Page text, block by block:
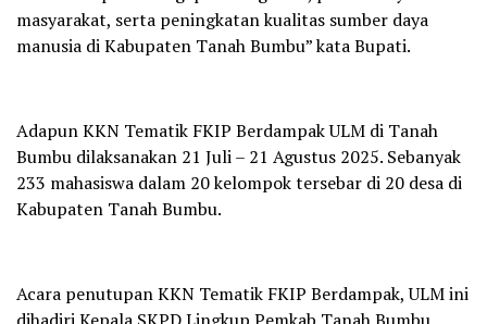
masyarakat, serta peningkatan kualitas sumber daya
manusia di Kabupaten Tanah Bumbu” kata Bupati.
Adapun KKN Tematik FKIP Berdampak ULM di Tanah
Bumbu dilaksanakan 21 Juli – 21 Agustus 2025. Sebanyak
233 mahasiswa dalam 20 kelompok tersebar di 20 desa di
Kabupaten Tanah Bumbu.
Acara penutupan KKN Tematik FKIP Berdampak, ULM ini